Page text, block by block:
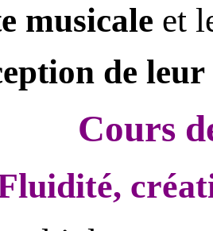
musicale et
de leur
Cours